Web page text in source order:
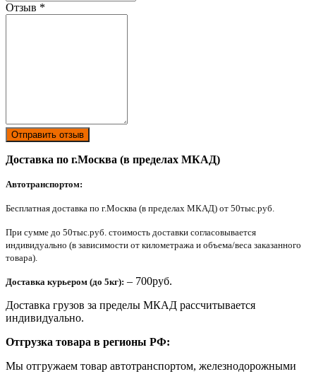
Отзыв *
Отправить отзыв
Доставка по г.Москва (в пределах МКАД)
Автотранспортом:
Бесплатная доставка по г.Москва (в пределах МКАД) от 50тыс.руб.
При сумме до 50тыс.руб. стоимость доставки согласовывается
индивидуально (в зависимости от километража и объема/веса заказанного
товара).
Доставка курьером (до 5кг): – 700руб.
Доставка грузов за пределы МКАД рассчитывается
индивидуально.
Отгрузка товара в регионы РФ:
Мы отгружаем товар автотранспортом, железнодорожными